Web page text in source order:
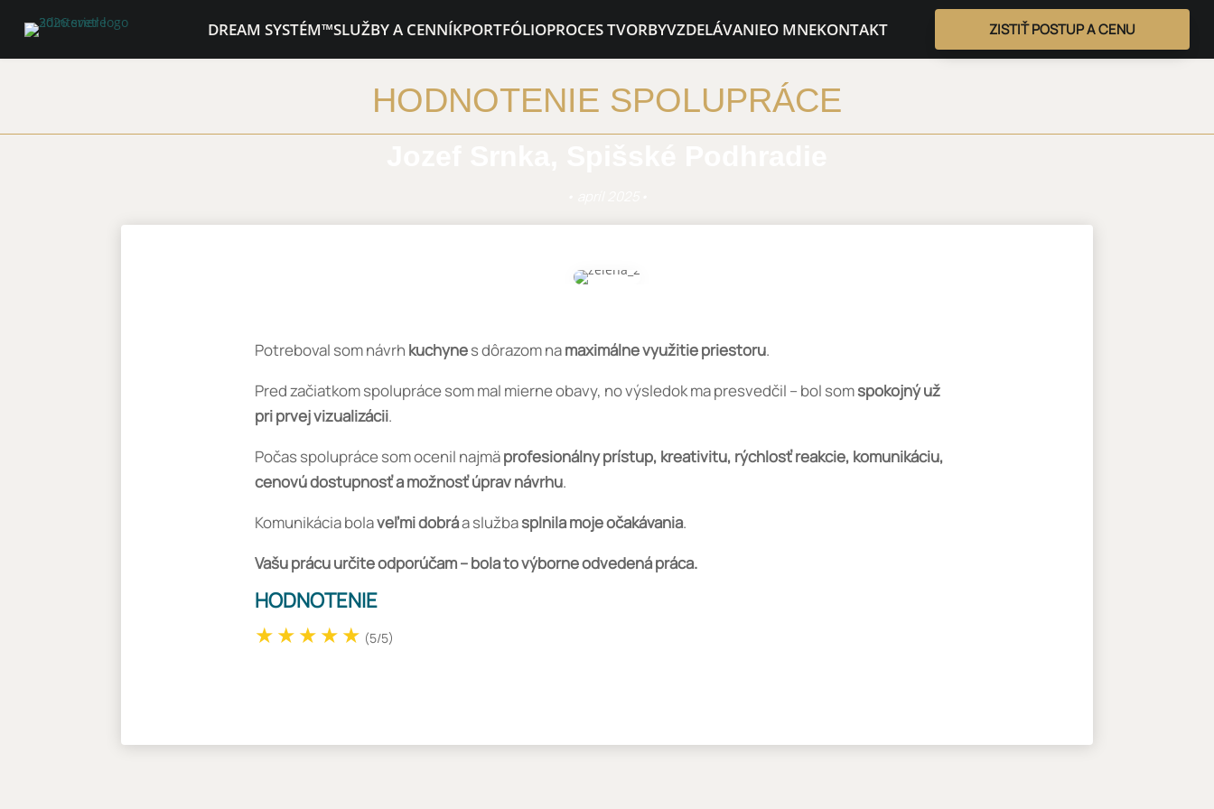
DREAM SYSTÉM™SLUŽBY A CENNÍKPORTFÓLIOPROCES TVORBYVZDELÁVANIEO MNEKONTAKT ZISTIŤ POSTUP A CENU
HODNOTENIE SPOLUPRÁCE
Potreboval som návrh kuchynes dôrazom namaximálne využitie priestoru.
Pred začiatkom spolupráce som mal mierne obavy, no výsledok ma presvedčil – bol somspokojný už
pri prvej vizualizácii.
Počas spolupráce som ocenil najmäprofesionálny prístup, kreativitu, rýchlosť reakcie, komunikáciu,
cenovú dostupnosť a možnosť úprav návrhu.
Komunikácia bolaveľmi dobráa službasplnila moje očakávania.
Vašu prácu určite odporúčam – bola to výborne odvedená práca.
HODNOTENIE
(5/5)